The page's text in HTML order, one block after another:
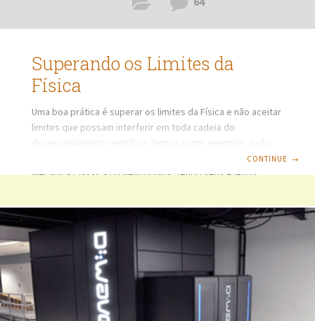
Superando os Limites da
Física
Uma boa prática é superar os limites da Física e não aceitar
limites que possam interferir em toda cadeia do
desenvolvimento científico. Temos como exemplo: a não
aceitação de determinadas condições de contorno da
Mecânica Clássica ou Newtoniana, tendo seus efeitos
Relativista ou Einsteiniana, no caso de aplicações onde haja
velocidades próximas, iguais ou superiores à velocidade
da luz. A velocidade da luz é, no mundo atual, considerada a
maior velocidade que se pode atingir, no entanto se
considerarmos o
CONTINUE →